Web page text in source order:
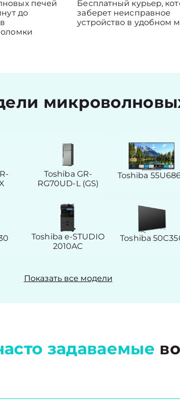
печей
до
Бесплатный курьер,
заберет неисправное
устройство в удобном
Toshiba GR-
RG70UD-L (GS)
Toshiba
Toshiba e-STUDIO
2010AC
Toshiba
Показать все модели
задаваемые